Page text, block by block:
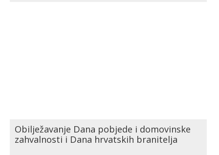
Obilježavanje Dana pobjede i domovinske
zahvalnosti i Dana hrvatskih branitelja